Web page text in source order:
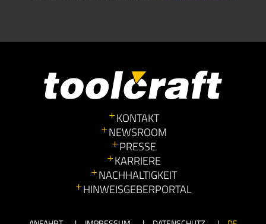
KONTAKT
NEWSROOM
PRESSE
KARRIERE
NACHHALTIGKEIT
HINWEISGEBERPORTAL